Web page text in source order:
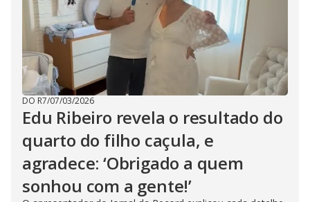
DO R7/07/03/2026
Edu Ribeiro revela o resultado do
quarto do filho caçula, e
agradece: ‘Obrigado a quem
sonhou com a gente!’